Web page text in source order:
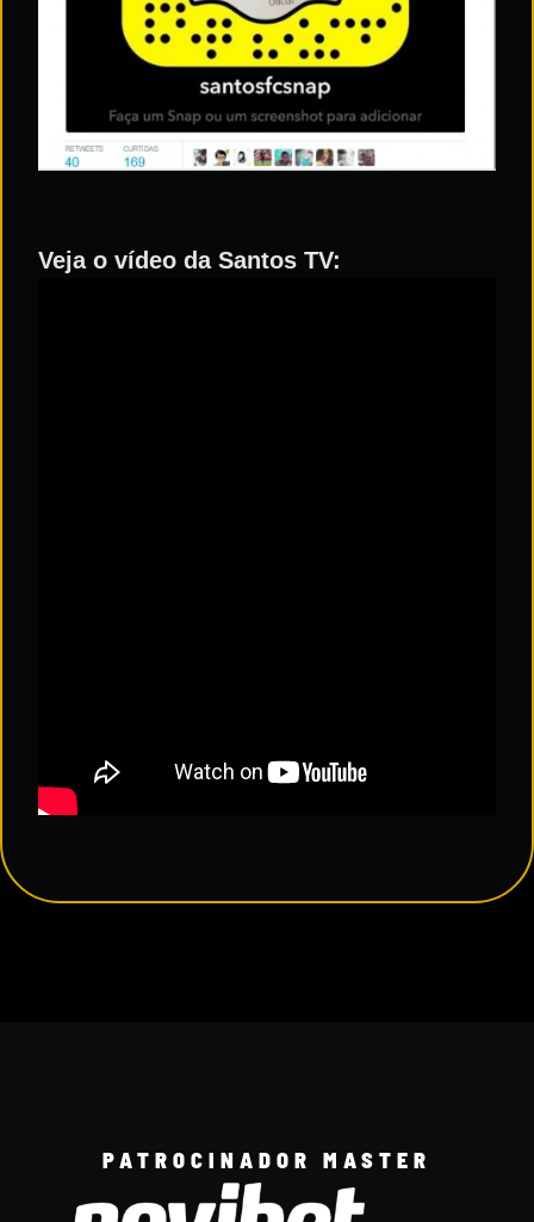
Veja o vídeo da Santos TV:
PATROCINADOR MASTER